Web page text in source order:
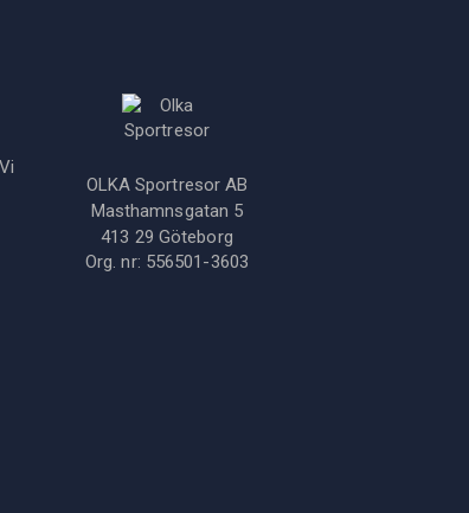
OLKA Sportresor AB
Masthamnsgatan 5
413 29 Göteborg
Org. nr: 556501-3603